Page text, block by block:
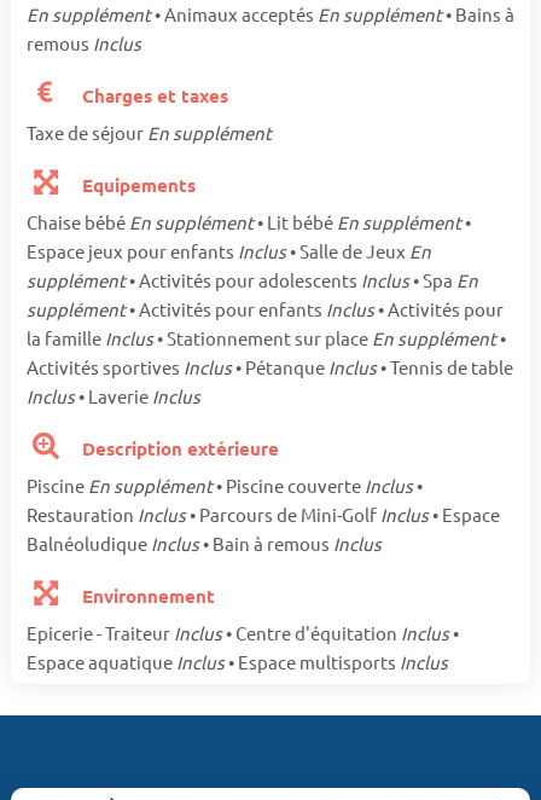
En supplément• Animaux acceptés En supplément• Bains à
remous Inclus
Charges et taxes
Taxe de séjour En supplément
Equipements
Chaise bébé En supplément• Lit bébé En supplément•
Espace jeux pour enfants Inclus• Salle de Jeux En
supplément• Activités pour adolescents Inclus• Spa En
supplément• Activités pour enfants Inclus• Activités pour
la famille Inclus• Stationnement sur place En supplément•
Activités sportives Inclus• Pétanque Inclus• Tennis de table
Inclus• Laverie Inclus
Description extérieure
Piscine En supplément• Piscine couverte Inclus•
Restauration Inclus• Parcours de Mini-Golf Inclus• Espace
Balnéoludique Inclus• Bain à remous Inclus
Environnement
Epicerie - Traiteur Inclus• Centre d'équitation Inclus•
Espace aquatique Inclus• Espace multisports Inclus